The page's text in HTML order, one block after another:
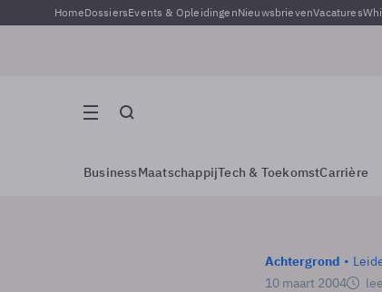
HomeDossiersEvents & OpleidingenNieuwsbrievenVacatures
BusinessMaatschappijTech & ToekomstCarrière
Achtergrond
10 maart 2004